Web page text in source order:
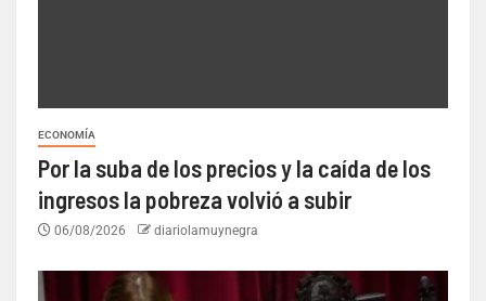
ECONOMÍA
Por la suba de los precios y la caída de los
ingresos la pobreza volvió a subir
06/08/2026 diariolamuynegra